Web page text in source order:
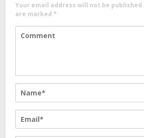
Your email address will not be published.
are marked *